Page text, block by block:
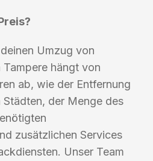
Umzug von
Tampere hängt von
ab, wie der Entfernung
der Menge des
zusätzlichen Services
Unser Team